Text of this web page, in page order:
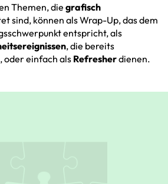
Themen,die grafisch
sind, können alsWrap-Up,dasdem
entspricht,als
,die bereits
odereinfach als Refresherdienen.